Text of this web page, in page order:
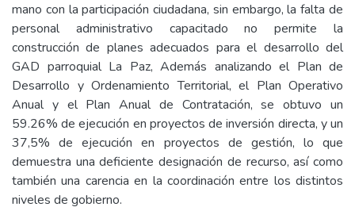
mano con la participación ciudadana, sin embargo, la falta de
personal administrativo capacitado no permite la
construcción de planes adecuados para el desarrollo del
GAD parroquial La Paz, Además analizando el Plan de
Desarrollo y Ordenamiento Territorial, el Plan Operativo
Anual y el Plan Anual de Contratación, se obtuvo un
59.26% de ejecución en proyectos de inversión directa, y un
37,5% de ejecución en proyectos de gestión, lo que
demuestra una deficiente designación de recurso, así como
también una carencia en la coordinación entre los distintos
niveles de gobierno.